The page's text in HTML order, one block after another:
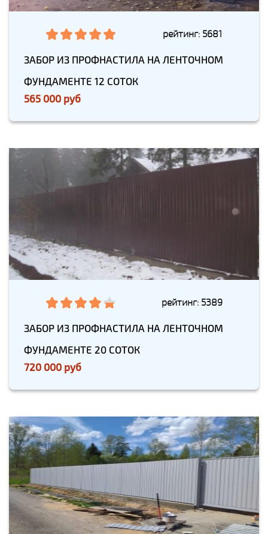
рейтинг: 5681
ЗАБОР ИЗ ПРОФНАСТИЛА НА ЛЕНТОЧНОМ
ФУНДАМЕНТЕ 12 СОТОК
565 000 руб
рейтинг: 5389
ЗАБОР ИЗ ПРОФНАСТИЛА НА ЛЕНТОЧНОМ
ФУНДАМЕНТЕ 20 СОТОК
720 000 руб